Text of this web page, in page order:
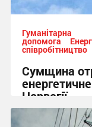
Гуманітарна
допомога
співробітництво
Сумщина
Норвегії